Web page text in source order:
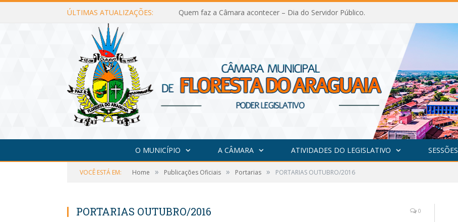
ÚLTIMAS ATUALIZAÇÕES: Quem faz a Câmara acontecer – Dia do Servidor Público.
O MUNICÍPIO A CÂMARA ATIVIDADES DO LEGISLATIVO SESSÕES
VOCÊ ESTÁ EM: Home » Publicações Oficiais » Portarias » PORTARIAS OUTUBRO/2016
PORTARIAS OUTUBRO/2016 0